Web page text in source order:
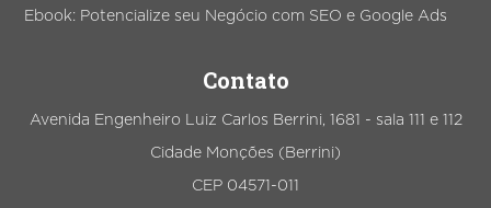
Ebook: Potencialize seu Negócio com SEO e Google Ads
Contato
Avenida Engenheiro Luiz Carlos Berrini, 1681 - sala 111 e 112
Cidade Monções (Berrini)
CEP 04571-011